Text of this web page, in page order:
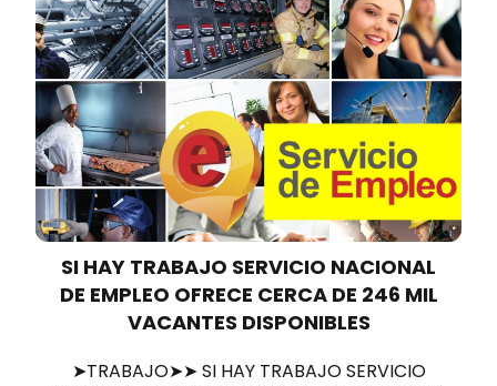
SI HAY TRABAJO SERVICIO NACIONAL
DE EMPLEO OFRECE CERCA DE 246 MIL
VACANTES DISPONIBLES
➤TRABAJO➤➤ SI HAY TRABAJO SERVICIO